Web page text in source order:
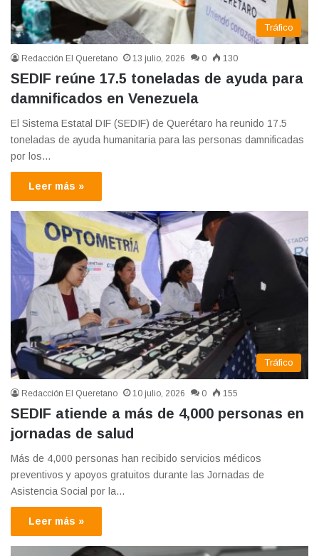
Tráfico
Redacción El Queretano 13 julio, 2026 0 130
SEDIF reúne 17.5 toneladas de ayuda para
damnificados en Venezuela
El Sistema Estatal DIF (SEDIF) de Querétaro ha reunido 17.5
toneladas de ayuda humanitaria para las personas damnificadas
por los…
Leer más »
Tráfico
Redacción El Queretano 10 julio, 2026 0 155
SEDIF atiende a más de 4,000 personas en
jornadas de salud
Más de 4,000 personas han recibido servicios médicos
preventivos y apoyos gratuitos durante las Jornadas de
Asistencia Social por la…
Leer más »